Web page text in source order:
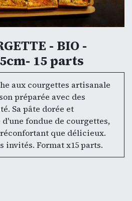
- BIO -
15 parts
aux courgettes artisanale
préparée avec des
Sa pâte dorée et
fondue de courgettes,
que délicieux.
invités. Format x15 parts.